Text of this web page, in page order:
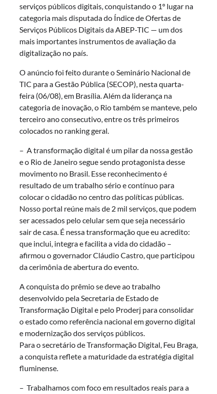
serviços públicos digitais, conquistando o 1º lugar na
categoria mais disputada do Índice de Ofertas de
Serviços Públicos Digitais da ABEP-TIC — um dos
mais importantes instrumentos de avaliação da
digitalização no país.
O anúncio foi feito durante o Seminário Nacional de
TIC para a Gestão Pública (SECOP), nesta quarta-
feira (06/08), em Brasília. Além da liderança na
categoria de inovação, o Rio também se manteve, pelo
terceiro ano consecutivo, entre os três primeiros
colocados no ranking geral.
– A transformação digital é um pilar da nossa gestão
e o Rio de Janeiro segue sendo protagonista desse
movimento no Brasil. Esse reconhecimento é
resultado de um trabalho sério e contínuo para
colocar o cidadão no centro das políticas públicas.
Nosso portal reúne mais de 2 mil serviços, que podem
ser acessados pelo celular sem que seja necessário
sair de casa. É nessa transformação que eu acredito:
que inclui, integra e facilita a vida do cidadão –
afirmou o governador Cláudio Castro, que participou
da cerimônia de abertura do evento.
A conquista do prêmio se deve ao trabalho
desenvolvido pela Secretaria de Estado de
Transformação Digital e pelo Proderj para consolidar
o estado como referência nacional em governo digital
e modernização dos serviços públicos.
Para o secretário de Transformação Digital, Feu Braga,
a conquista reflete a maturidade da estratégia digital
fluminense.
– Trabalhamos com foco em resultados reais para a